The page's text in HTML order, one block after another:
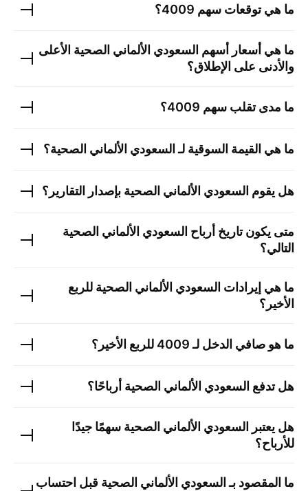
ما هي توقعات سهم 4009؟
ما هي أسعار أسهم السعودي الألماني الصحية الأعلى
والأدنى على الإطلاق؟
ما مدى تقلب سهم 4009؟
ما هي القيمة السوقية لـ السعودي الألماني الصحية؟
هل يقوم السعودي الألماني الصحية بإصدار التقارير؟
متى يكون تاريخ أرباح السعودي الألماني الصحية
التالي؟
ما هي إيرادات السعودي الألماني الصحية للربع
الأخير؟
ما هو صافي الدخل لـ4009 للربع الأخير؟
هل تدفع السعودي الألماني الصحية أرباحًا؟
هل يعتبر السعودي الألماني الصحية سهمًا جيدًا
للأرباح؟
ما المقصود بـ السعودي الألماني الصحية قبل احتساب